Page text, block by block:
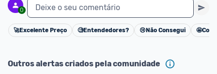
0 Deixe o seu comentário
Cancelar
🚀Excelente Preço 🧐Entendedores? 😢 Não Consegui 🤩
Outros alertas criados pela comunidade